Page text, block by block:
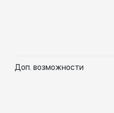
Доп. возможности